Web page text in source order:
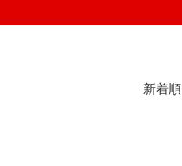
新着順